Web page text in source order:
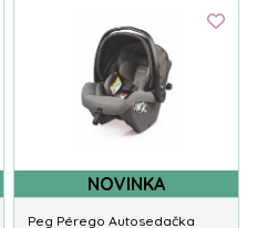
NOVINKA
Peg Pérego Autosedačka